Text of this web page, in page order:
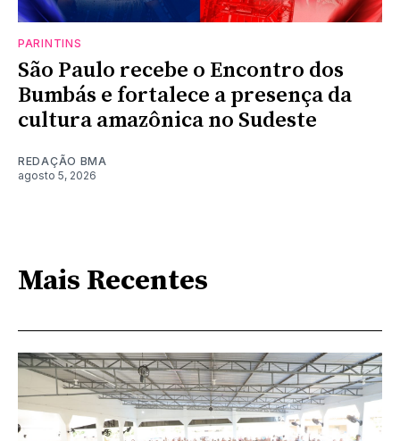
PARINTINS
São Paulo recebe o Encontro dos
Bumbás e fortalece a presença da
cultura amazônica no Sudeste
REDAÇÃO BMA
agosto 5, 2026
Mais Recentes